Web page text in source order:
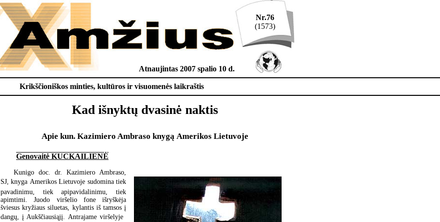
Atnaujintas 2007 spalio 10 d.
Nr.76
(1573)
Krikščioniškos minties, kultūros ir visuomenės laikraštis
Kad išnyktų dvasinė naktis
Apie kun. Kazimiero Ambraso knygą Amerikos Lietuvoje
Genovaitė KUCKAILIENĖ
Kunigo doc. dr. Kazimiero Ambraso,
SJ, knyga Amerikos Lietuvoje sudomina tiek
pavadinimu, tiek apipavidalinimu, tiek
apimtimi. Juodo viršelio fone išryškėja
šviesus kryžiaus siluetas, kylantis iš tamsos į
dangų, į Aukščiausiąjį. Antrajame viršelyje 